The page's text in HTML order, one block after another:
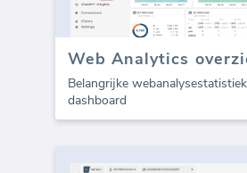
Web Analytics
Belangrijke
dashboard